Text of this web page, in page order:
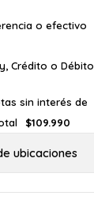
o efectivo
Crédito o Débito
sin interés de
$109.990
ubicaciones